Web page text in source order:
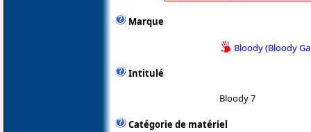
Marque
Bloody (Bloody
Intitulé
Bloody 7
Catégorie de matériel